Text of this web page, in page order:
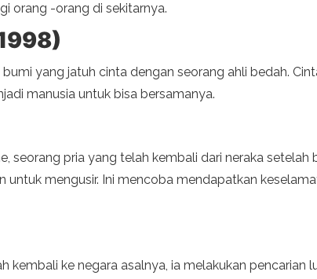
orang -orang di sekitarnya.
yang jatuh cinta dengan seorang ahli bedah.
manusia untuk bisa bersamanya.
pria yang telah kembali dari neraka setelah
mengusir. Ini mencoba mendapatkan
kembali ke negara asalnya, ia melakukan pencarian